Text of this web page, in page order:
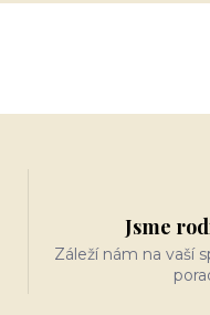
Jsme
Záleží nám na vaší